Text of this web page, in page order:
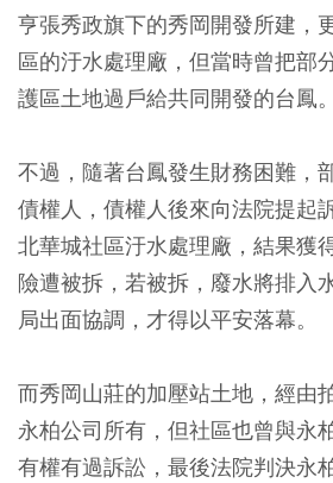
亨張秀政旗下的秀岡開發所建，
區的汙水處理廠，但當時曾把部
護區土地過戶給共同開發的台鳳。
不過，隨著台鳳發生財務困難，
債權人，債權人後來向法院提起
北華城社區汙水處理廠，結果獲
險遭被拆，若被拆，廢水將排入
局出面協調，才得以平安落幕。
而秀岡山莊的加壓站土地，經由
永柏公司所有，但社區也曾與永
有權有過訴訟，最後法院判決永